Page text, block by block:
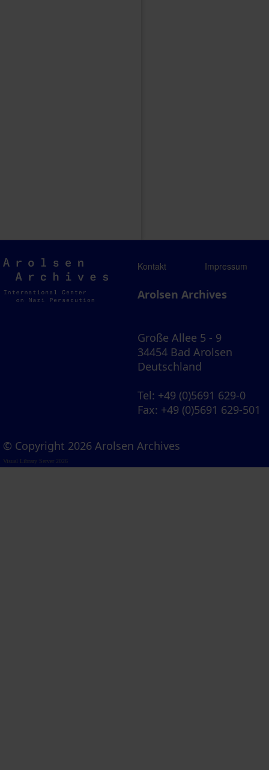
Arolsen
Archives
Kontakt Impressum
Arolsen Archives
Große Allee 5 - 9
34454 Bad Arolsen
Deutschland
Tel: +49 (0)5691 629-0
Fax: +49 (0)5691 629-501
© Copyright 2026 Arolsen Archives
Visual Library Server 2026